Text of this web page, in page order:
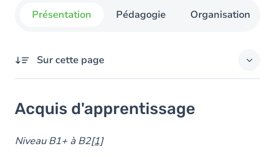
Présentation Pédagogie Organisation
Sur cette page
Objectifs
Contenu
Acquis d'apprentissage
Niveau B1+ à B2[1]